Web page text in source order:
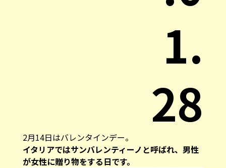
1.
28
2月14日はバレンタインデー。
イタリアではサンバレンティーノと呼ばれ、男性
が女性に贈り物をする日です。